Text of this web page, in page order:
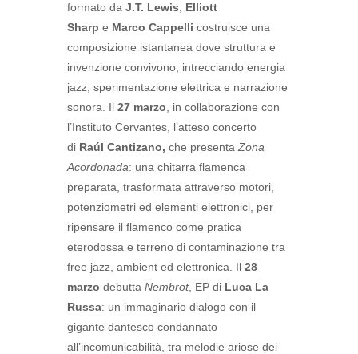
formato da J.T. Lewis
Elliott
Sharp e Marco Cappelli costruisce una
composizione istantanea dove struttura e
invenzione convivono, intrecciando energia
jazz, sperimentazione elettrica e narrazione
sonora. Il 27 marzo , in collaborazione con
l’Instituto Cervantes, l’atteso concerto
di Raúl Cantizano, che presenta Zona
Acordonada: una chitarra flamenca
preparata, trasformata attraverso motori,
potenziometri ed elementi elettronici, per
ripensare il flamenco come pratica
eterodossa e terreno di contaminazione tra
free jazz, ambient ed elettronica. Il 28
marzo debutta Nembrot, EP di Luca La
Russa: un immaginario dialogo con il
gigante dantesco condannato
all’incomunicabilità, tra melodie ariose dei